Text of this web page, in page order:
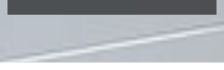
剂-
州
艾